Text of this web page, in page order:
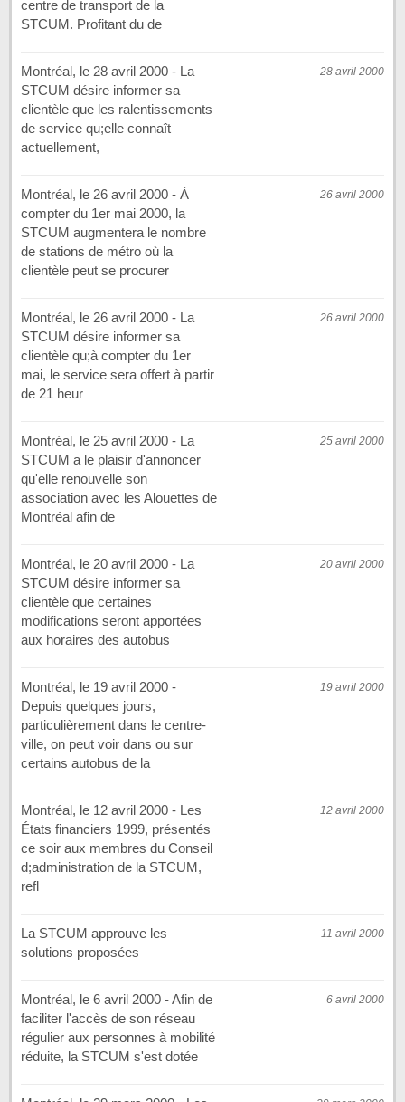
centre de transport de la
STCUM. Profitant du de
28 avril 2000
Montréal, le 28 avril 2000 - La
STCUM désire informer sa
clientèle que les ralentissements
de service qu;elle connaît
actuellement,
26 avril 2000
Montréal, le 26 avril 2000 - À
compter du 1er mai 2000, la
STCUM augmentera le nombre
de stations de métro où la
clientèle peut se procurer
26 avril 2000
Montréal, le 26 avril 2000 - La
STCUM désire informer sa
clientèle qu;à compter du 1er
mai, le service sera offert à partir
de 21 heur
25 avril 2000
Montréal, le 25 avril 2000 - La
STCUM a le plaisir d'annoncer
qu'elle renouvelle son
association avec les Alouettes de
Montréal afin de
20 avril 2000
Montréal, le 20 avril 2000 - La
STCUM désire informer sa
clientèle que certaines
modifications seront apportées
aux horaires des autobus
19 avril 2000
Montréal, le 19 avril 2000 -
Depuis quelques jours,
particulièrement dans le centre-
ville, on peut voir dans ou sur
certains autobus de la
12 avril 2000
Montréal, le 12 avril 2000 - Les
États financiers 1999, présentés
ce soir aux membres du Conseil
d;administration de la STCUM,
refl
11 avril 2000
La STCUM approuve les
solutions proposées
6 avril 2000
Montréal, le 6 avril 2000 - Afin de
faciliter l'accès de son réseau
régulier aux personnes à mobilité
réduite, la STCUM s'est dotée